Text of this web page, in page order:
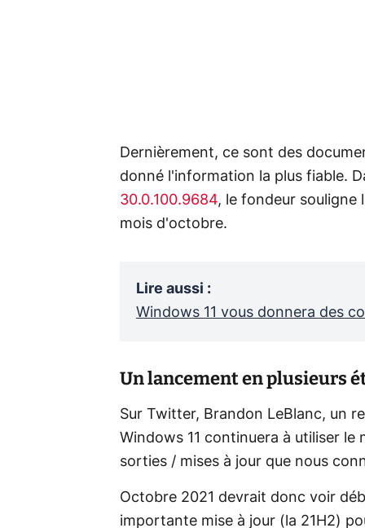
Dernièrement, ce sont des
donné l'information la plus fiable.
30.0.100.9684, le fondeur souligne
mois d'octobre.
Lire aussi :
Windows 11 vous donnera des
Un lancement en plusieurs
Sur Twitter, Brandon LeBlanc, un
Windows 11 continuera à utiliser
sorties / mises à jour que nous
Octobre 2021 devrait donc voir
importante mise à jour (la 21H2)